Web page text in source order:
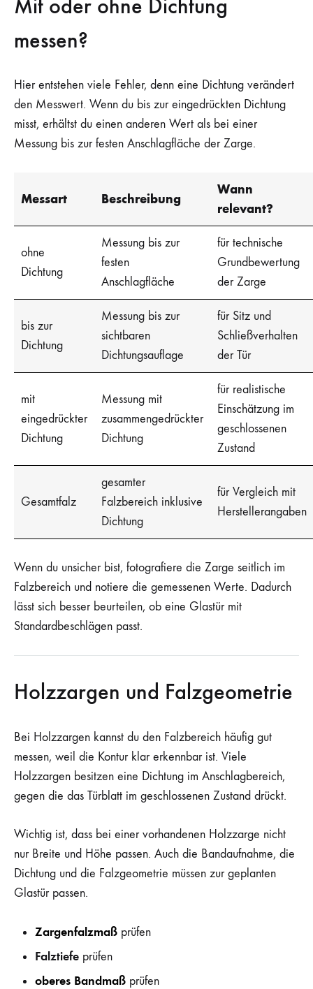
Mit oder ohne Dichtung
messen?
Hier entstehen viele Fehler, denn eine Dichtung verändert
den Messwert. Wenn du bis zur eingedrückten Dichtung
misst, erhältst du einen anderen Wert als bei einer
Messung bis zur festen Anschlagfläche der Zarge.
Messart Beschreibung
Wann
relevant?
ohne
Dichtung
Messung bis zur
festen
Anschlagfläche
für technische
Grundbewertung
der Zarge
bis zur
Dichtung
Messung bis zur
sichtbaren
Dichtungsauflage
für Sitz und
Schließverhalten
der Tür
mit
eingedrückter
Dichtung
Messung mit
zusammengedrückter
Dichtung
für realistische
Einschätzung im
geschlossenen
Zustand
Gesamtfalz
gesamter
Falzbereich inklusive
Dichtung
für Vergleich mit
Herstellerangaben
Wenn du unsicher bist, fotografiere die Zarge seitlich im
Falzbereich und notiere die gemessenen Werte. Dadurch
lässt sich besser beurteilen, ob eine Glastür mit
Standardbeschlägen passt.
Holzzargen und Falzgeometrie
Bei Holzzargen kannst du den Falzbereich häufig gut
messen, weil die Kontur klar erkennbar ist. Viele
Holzzargen besitzen eine Dichtung im Anschlagbereich,
gegen die das Türblatt im geschlossenen Zustand drückt.
Wichtig ist, dass bei einer vorhandenen Holzzarge nicht
nur Breite und Höhe passen. Auch die Bandaufnahme, die
Dichtung und die Falzgeometrie müssen zur geplanten
Glastür passen.
Zargenfalzmaß prüfen
Falztiefe prüfen
oberes Bandmaß prüfen